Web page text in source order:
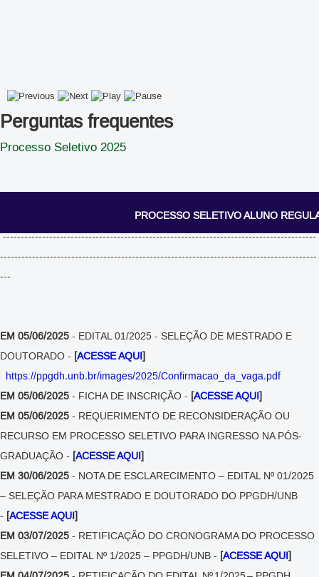
Perguntas frequentes
Processo Seletivo 2025
PROCESSO SELETIVO ALUNO
----------------------------------------------------------------------------------------
-----------------------------------------------------------------------------------------
---
EM 05/06/2025 - EDITAL 01/2025 - SELEÇÃO DE MESTRADO E
DOUTORADO - [ACESSE AQUI]
https://ppgdh.unb.br/images/2025/Confirmacao_da_vaga.pdf
EM 05/06/2025 - FICHA DE INSCRIÇÃO - [ACESSE AQUI]
EM 05/06/2025 - REQUERIMENTO DE RECONSIDERAÇÃO OU
RECURSO EM PROCESSO SELETIVO PARA INGRESSO NA PÓS-
GRADUAÇÃO - [ACESSE AQUI]
EM 30/06/2025 - NOTA DE ESCLARECIMENTO – EDITAL Nº 01/2025
– SELEÇÃO PARA MESTRADO E DOUTORADO DO PPGDH/UNB
- [ACESSE AQUI]
EM 03/07/2025 - RETIFICAÇÃO DO CRONOGRAMA DO PROCESSO
SELETIVO – EDITAL Nº 1/2025 – PPGDH/UNB - [ACESSE AQUI]